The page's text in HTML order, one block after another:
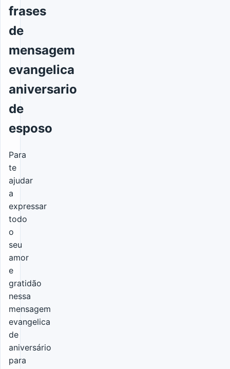
frases
de
mensagem
evangelica
aniversario
de
esposo
Para
te
ajudar
a
expressar
todo
o
seu
amor
e
gratidão
nessa
mensagem
evangelica
de
aniversário
para